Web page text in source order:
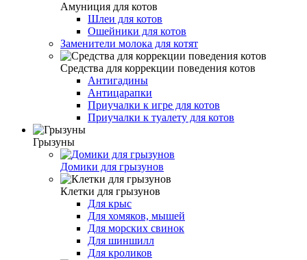
Амуниция для котов
Шлеи для котов
Ошейники для котов
Заменители молока для котят
Средства для коррекции поведения котов
Антигадины
Антицарапки
Приучалки к игре для котов
Приучалки к туалету для котов
Грызуны
Домики для грызунов
Клетки для грызунов
Для крыс
Для хомяков, мышей
Для морских свинок
Для шиншилл
Для кроликов